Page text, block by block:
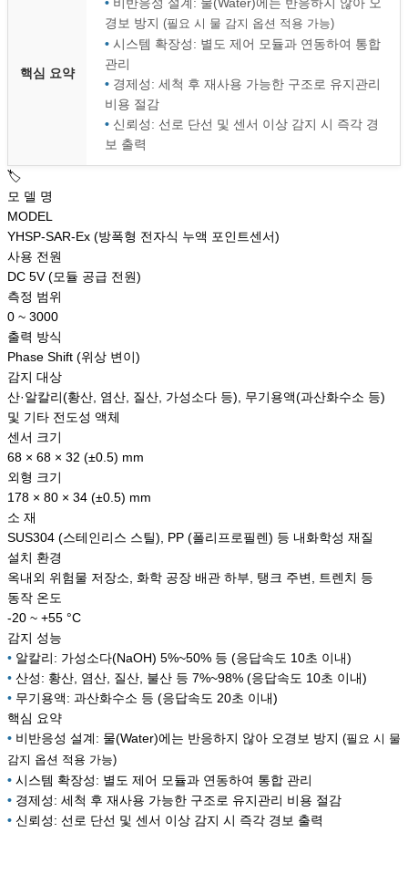
핵심 요약
경보 방지 (필요 시 물 감지 옵션 적용 가능)
• 시스템 확장성: 별도 제어 모듈과 연동하여 통합
관리
• 경제성: 세척 후 재사용 가능한 구조로 유지관리
비용 절감
• 신뢰성: 선로 단선 및 센서 이상 감지 시 즉각 경
보 출력
🏷️
모 델 명
MODEL
YHSP-SAR-Ex (방폭형 전자식 누액 포인트센서)
사용 전원
DC 5V (모듈 공급 전원)
측정 범위
0 ~ 3000
출력 방식
Phase Shift (위상 변이)
감지 대상
산·알칼리(황산, 염산, 질산, 가성소다 등), 무기용액(과산화수소 등)
및 기타 전도성 액체
센서 크기
68 × 68 × 32 (±0.5) mm
외형 크기
178 × 80 × 34 (±0.5) mm
소 재
SUS304 (스테인리스 스틸), PP (폴리프로필렌) 등 내화학성 재질
설치 환경
옥내외 위험물 저장소, 화학 공장 배관 하부, 탱크 주변, 트렌치 등
동작 온도
-20 ~ +55 °C
감지 성능
• 알칼리: 가성소다(NaOH) 5%~50% 등 (응답속도 10초 이내)
• 산성: 황산, 염산, 질산, 불산 등 7%~98% (응답속도 10초 이내)
• 무기용액: 과산화수소 등 (응답속도 20초 이내)
핵심 요약
• 비반응성 설계: 물(Water)에는 반응하지 않아 오경보 방지 (필요 시 물
감지 옵션 적용 가능)
• 시스템 확장성: 별도 제어 모듈과 연동하여 통합 관리
• 경제성: 세척 후 재사용 가능한 구조로 유지관리 비용 절감
• 신뢰성: 선로 단선 및 센서 이상 감지 시 즉각 경보 출력